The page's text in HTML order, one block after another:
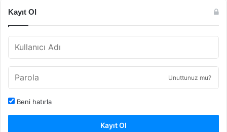
Kayıt Ol
Unuttunuz mu?
Beni hatırla
Kayıt Ol